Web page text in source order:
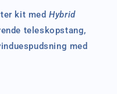
kit medHybrid
teleskopstang,
med